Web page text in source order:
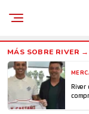
River